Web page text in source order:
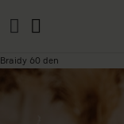
Braidy 60 den